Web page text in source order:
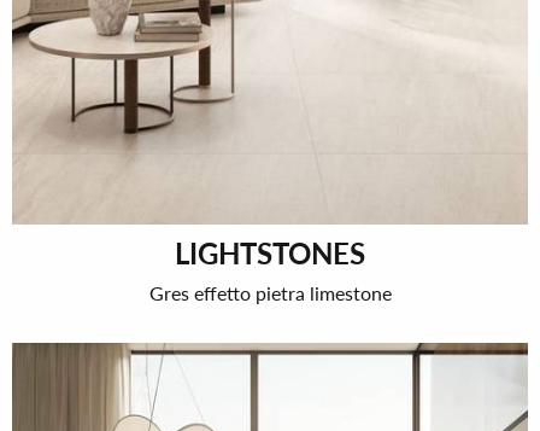
LIGHTSTONES
Gres effetto pietra limestone